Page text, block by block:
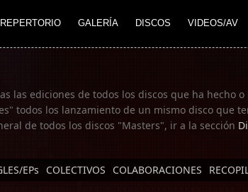
REPERTORIO GALERÍA DISCOS VIDEOS/AV
las ediciones de todos los discos que ha hecho
todos los lanzamiento de un mismo disco que
de todos los discos "Masters", ir a la sección
EPs COLECTIVOS COLABORACIONES